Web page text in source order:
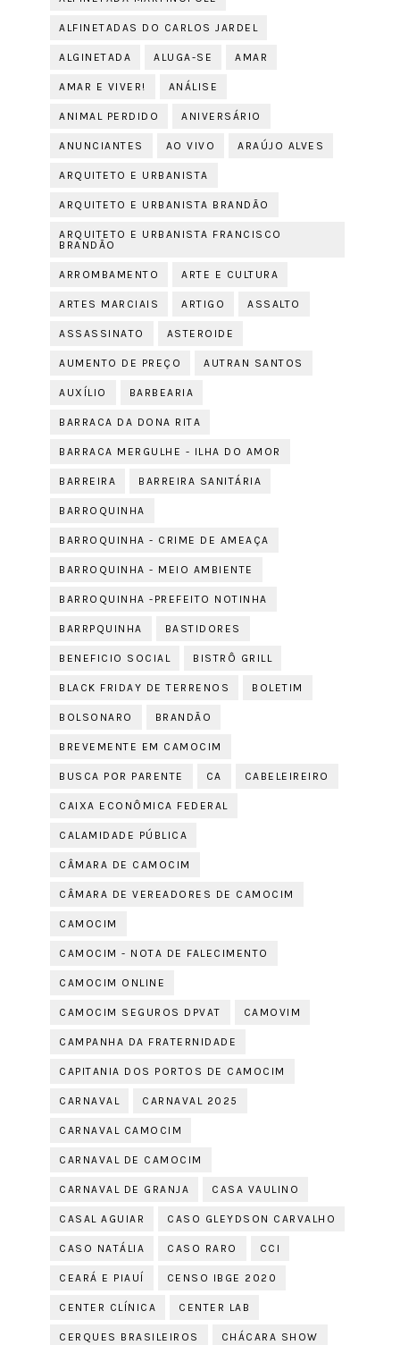
ALFINETADAS DO CARLOS JARDEL
ALGINETADA ALUGA-SE AMAR
AMAR E VIVER! ANÁLISE
ANIMAL PERDIDO ANIVERSÁRIO
ANUNCIANTES AO VIVO ARAÚJO ALVES
ARQUITETO E URBANISTA
ARQUITETO E URBANISTA BRANDÃO
ARQUITETO E URBANISTA FRANCISCO
BRANDÃO
ARROMBAMENTO ARTE E CULTURA
ARTES MARCIAIS ARTIGO ASSALTO
ASSASSINATO ASTEROIDE
AUMENTO DE PREÇO AUTRAN SANTOS
AUXÍLIO BARBEARIA
BARRACA DA DONA RITA
BARRACA MERGULHE - ILHA DO AMOR
BARREIRA BARREIRA SANITÁRIA
BARROQUINHA
BARROQUINHA - CRIME DE AMEAÇA
BARROQUINHA - MEIO AMBIENTE
BARROQUINHA -PREFEITO NOTINHA
BARRPQUINHA BASTIDORES
BENEFICIO SOCIAL BISTRÔ GRILL
BLACK FRIDAY DE TERRENOS BOLETIM
BOLSONARO BRANDÃO
BREVEMENTE EM CAMOCIM
BUSCA POR PARENTE CA CABELEIREIRO
CAIXA ECONÔMICA FEDERAL
CALAMIDADE PÚBLICA
CÂMARA DE CAMOCIM
CÂMARA DE VEREADORES DE CAMOCIM
CAMOCIM
CAMOCIM - NOTA DE FALECIMENTO
CAMOCIM ONLINE
CAMOCIM SEGUROS DPVAT CAMOVIM
CAMPANHA DA FRATERNIDADE
CAPITANIA DOS PORTOS DE CAMOCIM
CARNAVAL CARNAVAL 2025
CARNAVAL CAMOCIM
CARNAVAL DE CAMOCIM
CARNAVAL DE GRANJA CASA VAULINO
CASAL AGUIAR CASO GLEYDSON CARVALHO
CASO NATÁLIA CASO RARO CCI
CEARÁ E PIAUÍ CENSO IBGE 2020
CENTER CLÍNICA CENTER LAB
CERQUES BRASILEIROS CHÁCARA SHOW